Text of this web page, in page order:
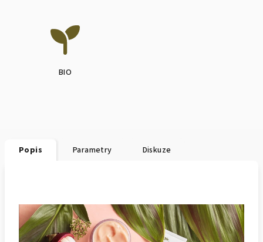
BIO
Popis Parametry Diskuze